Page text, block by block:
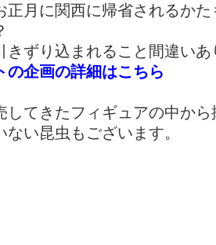
正月に関西に帰省されるか
きずり込まれること間違い
の企画の詳細はこちら
してきたフィギュアの中か
い昆虫もございます。